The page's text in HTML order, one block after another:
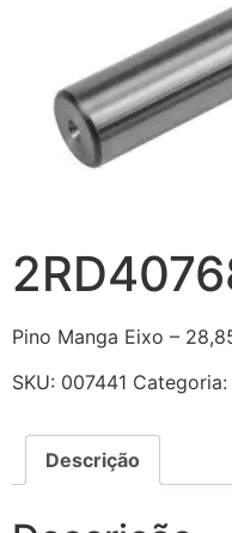
Pino Manga Eixo –
SKU: 007441 Categoria:
Descrição